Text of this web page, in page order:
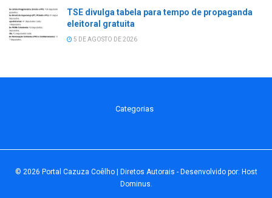
TSE divulga tabela para tempo de propaganda
eleitoral gratuita
5 DE AGOSTO DE 2026
Categorias
© 2026 Portal Cazuza Coêlho | Diretos Autorais - Desenvolvido por: Host
Dominus.